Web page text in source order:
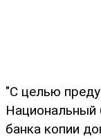
"С целью
Национальный
банка копии